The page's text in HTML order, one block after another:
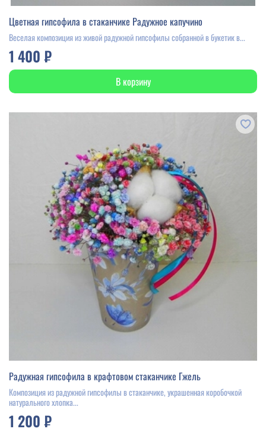
Цветная гипсофила в стаканчике Радужное капучино
Веселая композиция из живой радужной гипсофилы собранной в букетик в...
1 400 ₽
В корзину
Радужная гипсофила в крафтовом стаканчике Гжель
Композиция из радужной гипсофилы в стаканчике, украшенная коробочкой
натурального хлопка...
1 200 ₽